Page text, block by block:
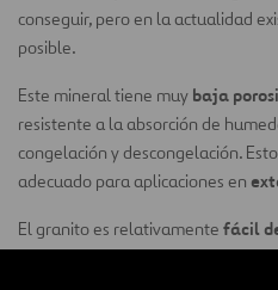
conseguir, pero en la actualidad
posible.
Este mineral tiene muy baja
resistente a la absorción de
congelación y descongelación.
adecuado para aplicaciones en
El granito es relativamente fácil
con agua y jabón suave. Es